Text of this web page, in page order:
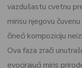
vazdušastu cvetnu
mirisu njegovu
čineći kompoziciju
Ova faza zrači
evocirajući miris